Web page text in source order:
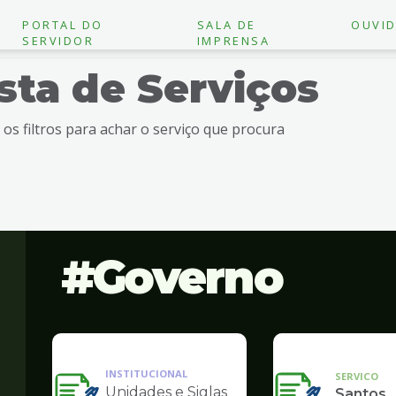
PORTAL DO
SERVIDOR
SALA DE
IMPRENSA
de Serviços
os filtros para achar o serviço que procura
Governo
INSTITUCIONAL
Unidades e Siglas
SERVICO